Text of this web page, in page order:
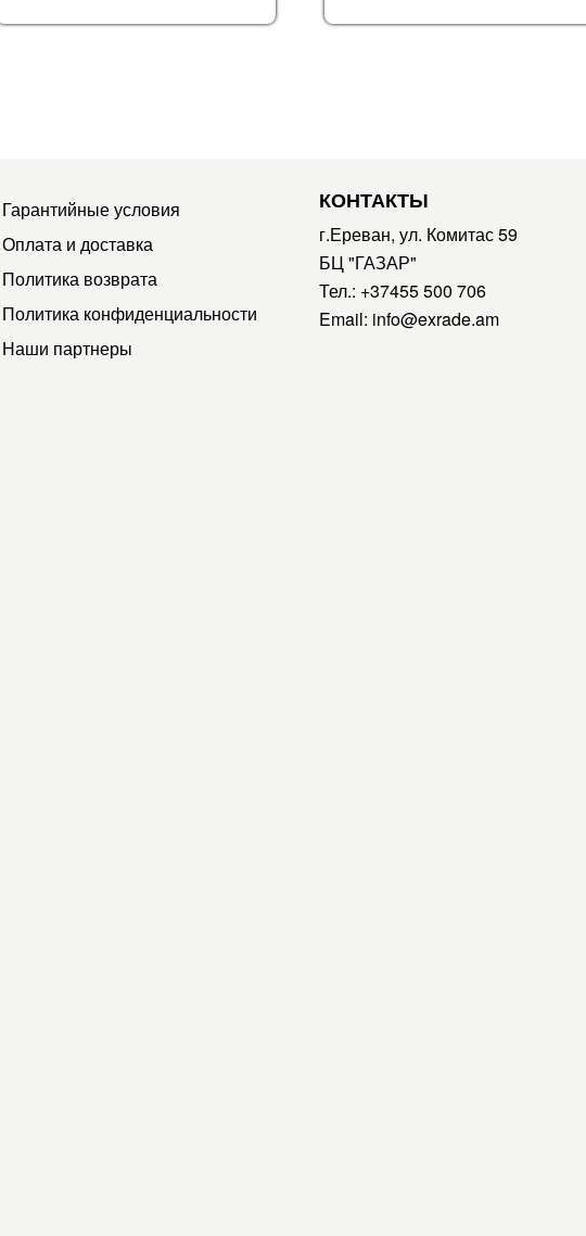
Гарантийные условия
Оплата и доставка
Политика возврата
Политика конфиденциальности
Наши партнеры
КОНТАКТЫ
г.Ереван, ул. Комитас 59
БЦ "ГАЗАР"
Тел.: +37455 500 706
Email: info@exrade.am